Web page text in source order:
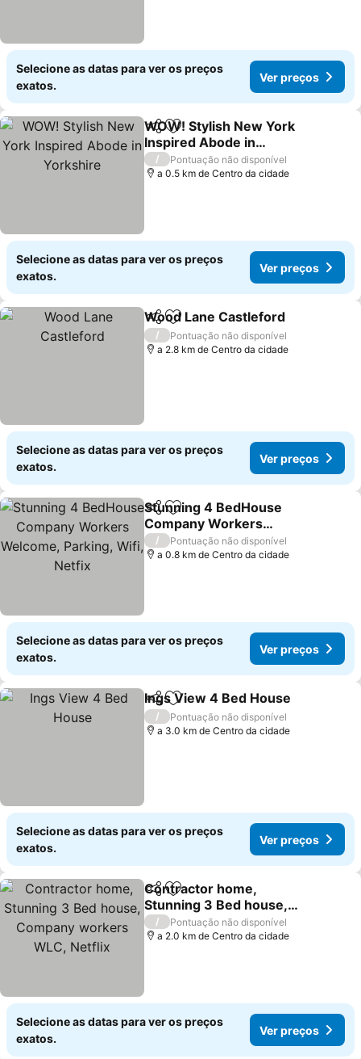
Selecione as datas para ver os preços
exatos.
Ver preços
PartilharAdicionar aos favoritos
WOW! Stylish New York
Inspired Abode in
Yorkshire
Ver preços
/
Pontuação não disponível
a 0.5 km de Centro da cidade
Selecione as datas para ver os preços
exatos.
Ver preços
PartilharAdicionar aos favoritos
Wood Lane Castleford
/
Pontuação não disponível
a 2.8 km de Centro da cidade
Selecione as datas para ver os preços
exatos.
Ver preços
PartilharAdicionar aos favoritos
Stunning 4 BedHouse
Company Workers
Welcome, Parking, Wifi,
Netfix
Ver preços
/
Pontuação não disponível
a 0.8 km de Centro da cidade
Selecione as datas para ver os preços
exatos.
Ver preços
PartilharAdicionar aos favoritos
Ings View 4 Bed House
/
Pontuação não disponível
a 3.0 km de Centro da cidade
Selecione as datas para ver os preços
exatos.
Ver preços
PartilharAdicionar aos favoritos
Contractor home,
Stunning 3 Bed house,
Company workers WLC,
Netflix
Ver preços
/
Pontuação não disponível
a 2.0 km de Centro da cidade
Selecione as datas para ver os preços
exatos.
Ver preços